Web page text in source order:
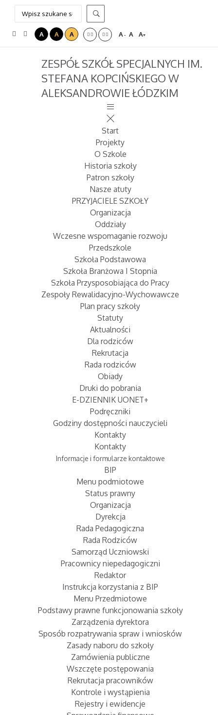
A A A A- A A+
ZESPÓŁ SZKÓŁ SPECJALNYCH IM.
STEFANA KOPCIŃSKIEGO W
ALEKSANDROWIE ŁÓDZKIM
Start
Projekty
O Szkole
Historia szkoły
Patron szkoły
Nasze atuty
PRZYJACIELE SZKOŁY
Organizacja
Oddziały
Wczesne wspomaganie rozwoju
Przedszkole
Szkoła Podstawowa
Szkoła Branżowa I Stopnia
Szkoła Przysposobiająca do Pracy
Zespoły Rewalidacyjno-Wychowawcze
Plan pracy szkoły
Statuty
Aktualności
Dla rodziców
Rekrutacja
Rada rodziców
Obiady
Druki do pobrania
E-DZIENNIK UONET+
Podręczniki
Godziny dostępności nauczycieli
Kontakty
Kontakty
Informacje i formularze kontaktowe
BIP
Menu podmiotowe
Status prawny
Organizacja
Dyrekcja
Rada Pedagogiczna
Rada Rodziców
Samorząd Uczniowski
Pracownicy niepedagogiczni
Redaktor
Instrukcja korzystania z BIP
Menu Przedmiotowe
Podstawy prawne funkcjonowania szkoły
Zarządzenia dyrektora
Sposób rozpatrywania spraw i wniosków
Zasady naboru do szkoły
Zamówienia publiczne
Wszczęte postępowania
Rekrutacja pracowników
Kontrole i wystąpienia
Rejestry i ewidencje